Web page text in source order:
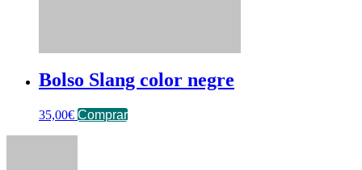
Bolso Slang color negre
35,00€ Comprar